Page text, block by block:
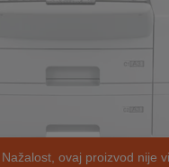
ovaj proizvod nije